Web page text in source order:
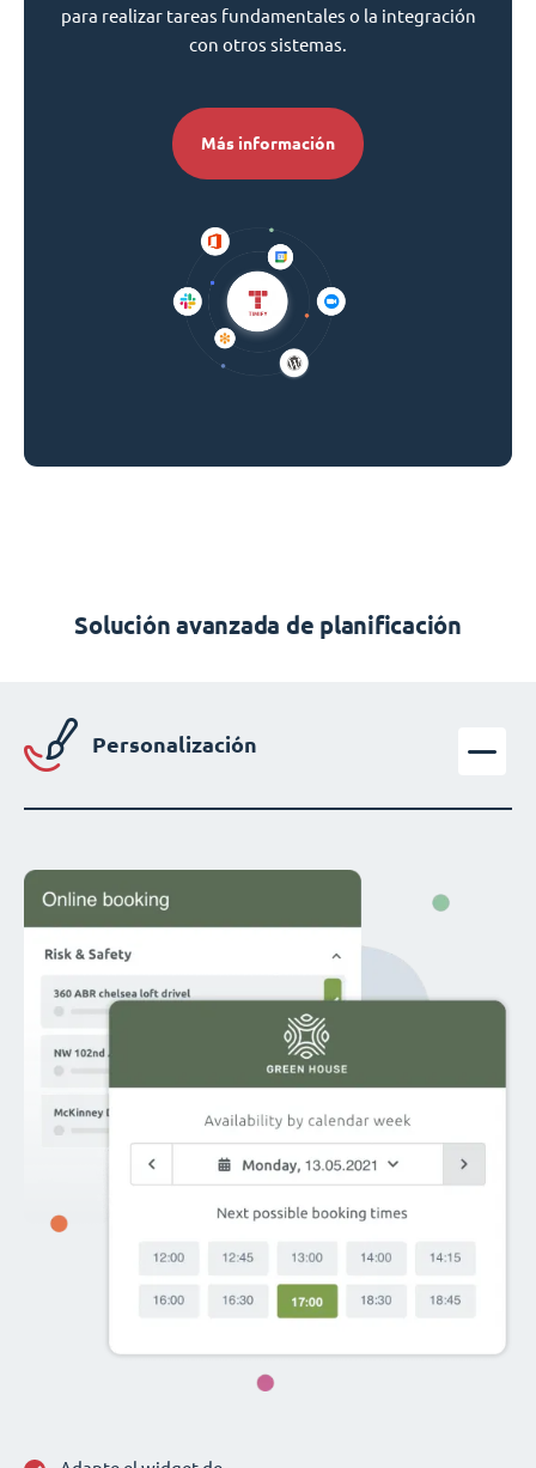
para realizar tareas fundamentales o la integración
con otros sistemas.
Más información
Solución avanzada de planificación
Personalización